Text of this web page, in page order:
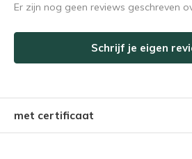
Er zijn nog geen reviews geschreven
Schrijf je eigen
met certificaat